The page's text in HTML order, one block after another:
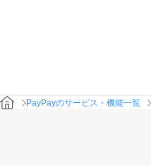
PayPayのサービス・機能一覧